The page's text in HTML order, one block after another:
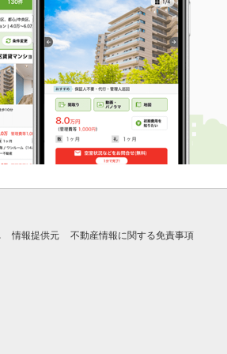
情報提供元 不動産情報に関する免責事項